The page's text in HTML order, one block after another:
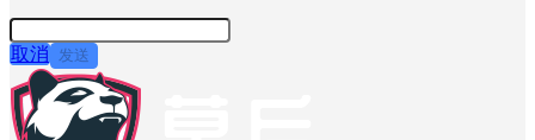
取消 发送